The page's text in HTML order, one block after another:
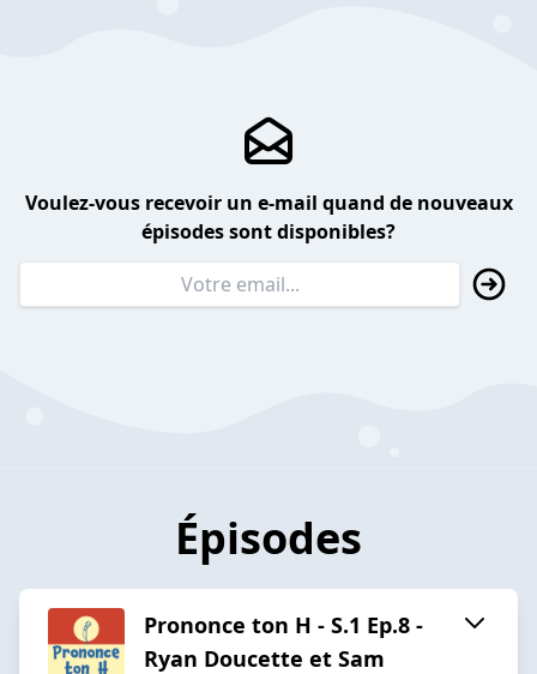
Voulez-vous recevoir un e-mail quand de nouveaux
épisodes sont disponibles?
Épisodes
Prononce ton H - S.1 Ep.8 -
Ryan Doucette et Sam